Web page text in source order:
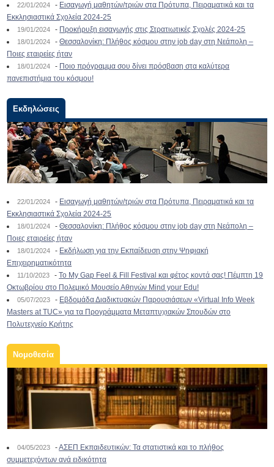
22/01/2024 - Εισαγωγή μαθητών/τριών στα Πρότυπα, Πειραματικά και τα
Εκκλησιαστικά Σχολεία 2024-25
19/01/2024 - Προκήρυξη εισαγωγής στις Στρατιωτικές Σχολές 2024-25
18/01/2024 -Θεσσαλονίκη: Πλήθος κόσμου στην job day στη Νεάπολη –
Ποιες εταιρείες ήταν
18/01/2024 - Ποιο πρόγραμμα σου δίνει πρόσβαση στα καλύτερα
πανεπιστήμια του κόσμου!
Εκδηλώσεις
22/01/2024 - Εισαγωγή μαθητών/τριών στα Πρότυπα, Πειραματικά και τα
Εκκλησιαστικά Σχολεία 2024-25
18/01/2024 -Θεσσαλονίκη: Πλήθος κόσμου στην job day στη Νεάπολη –
Ποιες εταιρείες ήταν
18/01/2024 - Εκδήλωση για την Εκπαίδευση στην Ψηφιακή
Επιχειρηματικότητα
11/10/2023 -To My Gap Feel & Fill Festival και φέτος κοντά σας! Πέμπτη 19
Οκτωβρίου στο Πολεμικό Μουσείο Αθηνών Mind your Edu!
05/07/2023 - Εβδομάδα Διαδικτυακών Παρουσιάσεων «Virtual Info Week
Masters at TUC» για τα Προγράμματα Μεταπτυχιακών Σπουδών στο
Πολυτεχνείο Κρήτης
Νομοθεσία
04/05/2023 -ΑΣΕΠ Εκπαιδευτικών: Τα στατιστικά και το πλήθος
συμμετεχόντων ανά ειδικότητα